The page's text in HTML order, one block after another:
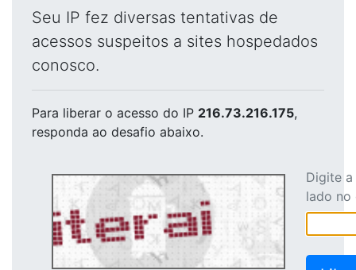
Seu IP fez diversas tentativas de
acessos suspeitos a sites hospedados
conosco.
Para liberar o acesso do IP 216.73.216.175,
responda ao desafio abaixo.
Digite
lado no